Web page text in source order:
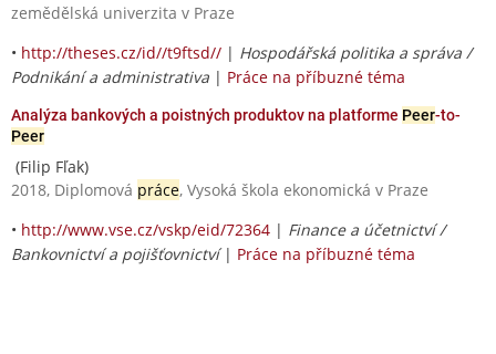
zemědělská univerzita v Praze
• http://theses.cz/id//t9ftsd// | Hospodářská politika a správa /
Podnikání a administrativa | Práce na příbuzné téma
Analýza bankových a poistných produktov na platforme Peer-to-
Peer
(Filip Fľak)
2018, Diplomová práce, Vysoká škola ekonomická v Praze
• http://www.vse.cz/vskp/eid/72364 | Finance a účetnictví /
Bankovnictví a pojišťovnictví| Práce na příbuzné téma